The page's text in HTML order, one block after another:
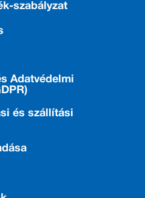
szabályzat
Adatvédelmi
és szállítási